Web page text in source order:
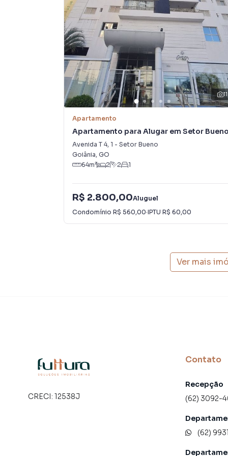
• Despensa
• 02 vagas de garagem
Condomínio Residencial Kalipso
Ambiente familiar, tranquilo e com excelente
supermercados, restaurantes e diversas
Ideal para quem busca espaço, conforto e
Entre em contato para mais informações e
11
Apartamento
Apartamento para Alugar em Setor Bueno
Avenida T 4, 1 - Setor Bueno
Goiânia, GO
64m² 2 2 1
R$ 2.800,00Aluguel
Condomínio R$ 560,00·IPTU R$ 60,00
Ver mais
CRECI: 12538J
Contato
Recepção
(62) 3092-
(62)